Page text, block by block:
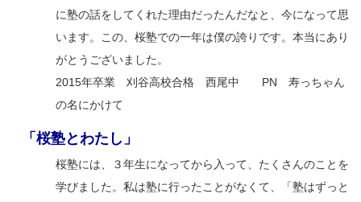
に塾の話をしてくれた理由だったんだなと、今になって思
います。この、桜塾での一年は僕の誇りです。本当にあり
がとうございました。
2015年卒業 刈谷高校合格 西尾中 PN 寿っちゃん
の名にかけて
「桜塾とわたし」
桜塾には、３年生になってから入って、たくさんのことを
学びました。私は塾に行ったことがなくて、「塾はずっと